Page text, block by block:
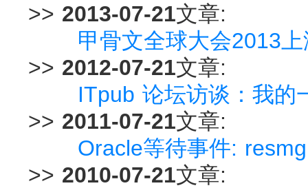
>> 2013-07-21文章:
甲骨文全球大会2013
>> 2012-07-21文章:
ITpub 论坛访谈：我的
>> 2011-07-21文章:
Oracle等待事件:
>> 2010-07-21文章: